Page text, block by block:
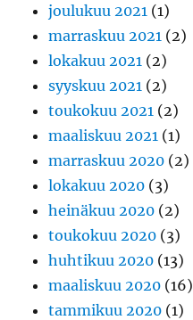
joulukuu 2021 (1)
marraskuu 2021 (2)
lokakuu 2021 (2)
syyskuu 2021 (2)
toukokuu 2021 (2)
maaliskuu 2021 (1)
marraskuu 2020 (2)
lokakuu 2020 (3)
heinäkuu 2020 (2)
toukokuu 2020 (3)
huhtikuu 2020 (13)
maaliskuu 2020 (16)
tammikuu 2020 (1)